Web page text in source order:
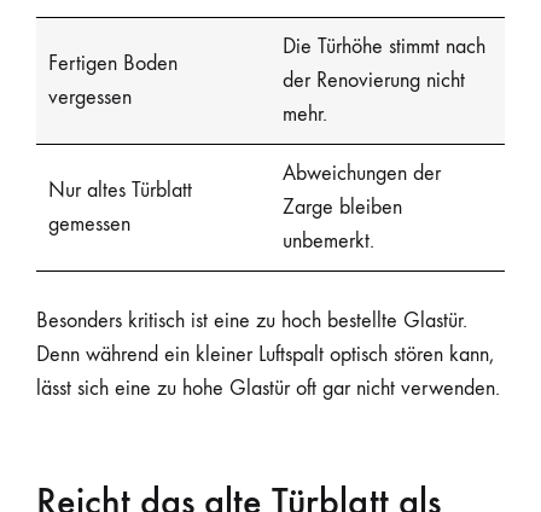
Fertigen Boden
vergessen
Die Türhöhe stimmt nach
der Renovierung nicht
mehr.
Nur altes Türblatt
gemessen
Abweichungen der
Zarge bleiben
unbemerkt.
Besonders kritisch ist eine zu hoch bestellte Glastür.
Denn während ein kleiner Luftspalt optisch stören kann,
lässt sich eine zu hohe Glastür oft gar nicht verwenden.
Reicht das alte Türblatt als